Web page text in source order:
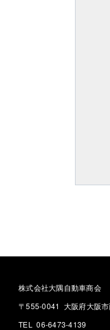
株式会社大隅自動車商会
〒555-0041 大阪府大阪
TEL 06-6473-4139